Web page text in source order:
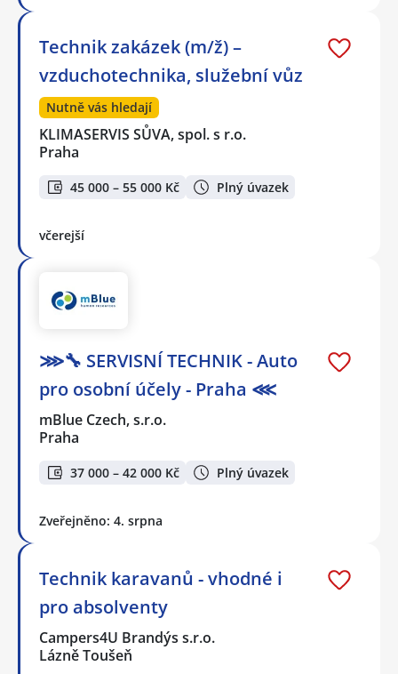
Technik zakázek (m/ž) –
vzduchotechnika, služební vůz
Nutně vás hledají
KLIMASERVIS SŮVA, spol. s r.o.
Praha
45 000 – 55 000 Kč Plný úvazek
včerejší
⋙🔧 SERVISNÍ TECHNIK - Auto
pro osobní účely - Praha ⋘
mBlue Czech, s.r.o.
Praha
37 000 – 42 000 Kč Plný úvazek
Zveřejněno: 4. srpna
Technik karavanů - vhodné i
pro absolventy
Campers4U Brandýs s.r.o.
Lázně Toušeň